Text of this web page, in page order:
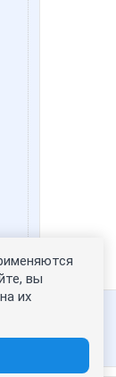
вы
на их